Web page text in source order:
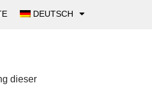
DEUTSCH
dieser